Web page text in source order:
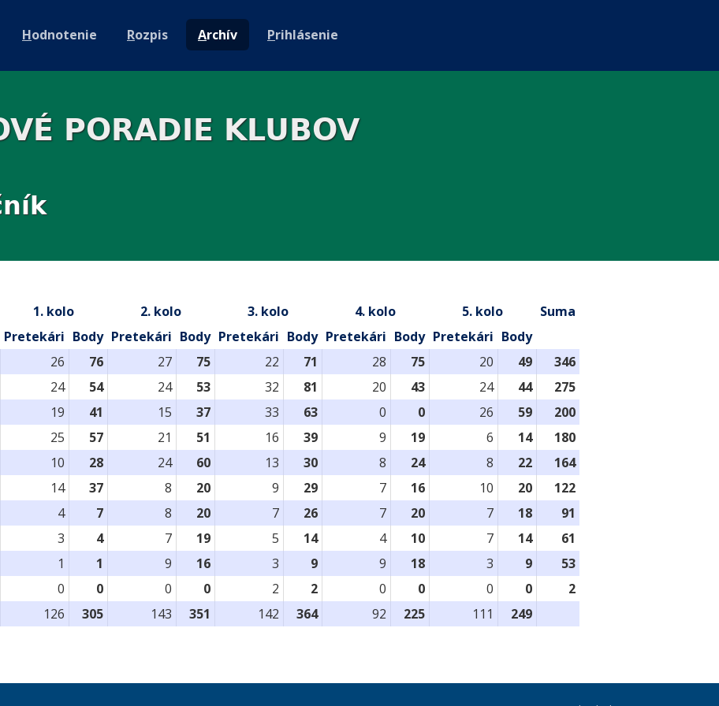
Hodnotenie Rozpis Archív Prihlásenie
PORADIE KLUBOV
1. kolo 2. kolo 3. kolo 4. kolo 5. kolo
Suma
Pretekári Body Pretekári Body Pretekári Body Pretekári Body Pretekári Body
26 76 27 75 22 71 28 75 20 49
346
24 54 24 53 32 81 20 43 24 44
275
19 41 15 37 33 63 0 0 26 59
200
25 57 21 51 16 39 9 19 6 14
180
10 28 24 60 13 30 8 24 8 22
164
14 37 8 20 9 29 7 16 10 20
122
4 7 8 20 7 26 7 20 7 18
91
3 4 7 19 5 14 4 10 7 14
61
1 1 9 16 3 9 9 18 3 9
53
0 0 0 0 2 2 0 0 0 0
2
126 305 143 351 142 364 92 225 111 249